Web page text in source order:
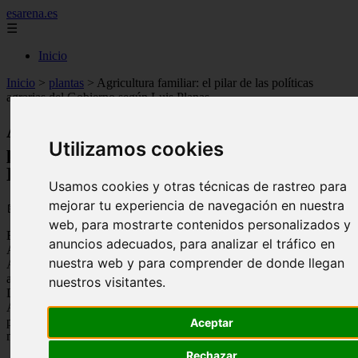
Utilizamos cookies
Usamos cookies y otras técnicas de rastreo para
mejorar tu experiencia de navegación en nuestra
web, para mostrarte contenidos personalizados y
anuncios adecuados, para analizar el tráfico en
nuestra web y para comprender de donde llegan
nuestros visitantes.
Aceptar
Rechazar
esarena.es
☰
Inicio
Inicio > plantas > Agricultura familiar: el pilar de las políticas
agrarias del Gobierno según Luis Planas
Agricultura familiar: el pilar de las
políticas agrarias del Gobierno según
Luis Planas
📅 30/06/2026
En un reciente encuentro organizado por la Unión de Pequeños
Agricultores y Ganaderos (UPA), el ministro de Agricultura, Pesca y
Alimentación,Luis Planas, reivindicó el papel central que ocupa la
agricultura familiar y profesional en la agenda del Ejecutivo.
Durante la clausura del acto de presentación del Anuario de
Agricultura Familiar 2026, Planas defendió que este modelo
productivo representa a la gran clase media del campo español y
merece un respaldo firme y continuado.